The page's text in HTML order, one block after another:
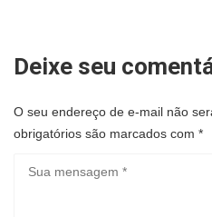
Deixe seu
O seu endereço de e-mail não
obrigatórios são marcados com *